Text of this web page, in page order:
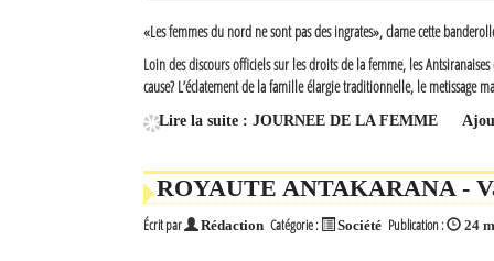
«Les femmes du nord ne sont pas des ingrates», clame cette
Loin des discours officiels sur les droits de la femme, les
cause? L’éclatement de la famille élargie traditionnelle, le metissage
Lire la suite : JOURNEE DE LA FEMME
ROYAUTE ANTAKARANA -
Écrit par Rédaction Catégorie : Société Publication : 24